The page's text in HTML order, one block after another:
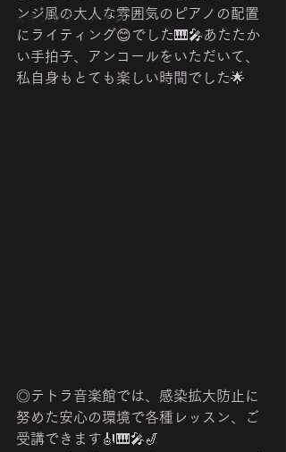
スキンケア・メイク
ンジ風の大人な雰囲気のピアノの配置
にライティング😊でした🎹🎤あたたか
い手拍子、アンコールをいただいて、
私自身もとても楽しい時間でした🌟
◎テトラ音楽館では、感染拡大防止に
努めた安心の環境で各種レッスン、ご
受講できます🎻🎹🎤🎷